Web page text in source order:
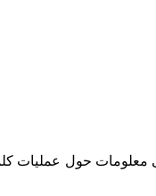
حول عمليات